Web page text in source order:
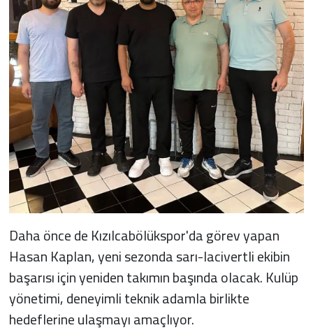
Daha önce de Kızılcabölükspor'da görev yapan
Hasan Kaplan, yeni sezonda sarı-lacivertli ekibin
başarısı için yeniden takımın başında olacak. Kulüp
yönetimi, deneyimli teknik adamla birlikte
hedeflerine ulaşmayı amaçlıyor.